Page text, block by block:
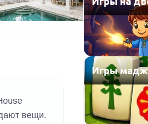
вещи.
Игры